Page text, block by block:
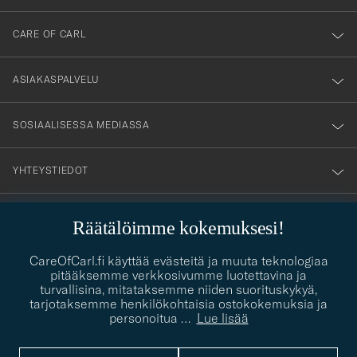
Räätälöimme kokemuksesi!
CareOfCarl.fi käyttää evästeitä ja muuta teknologiaa
pitääksemme verkkosivumme luotettavina ja
turvallisina, mitataksemme niiden suorituskykyä,
tarjotaksemme henkilökohtaisia ostokokemuksia ja
personoitua … Lue lisää
dig
till
vårt
nyhetsbrev!
CARE OF CARL
ASIAKASPALVELU
SOSIAALISESSA MEDIASSA
YHTEYSTIEDOT
contact@careofcarl.com
PUKEUTUMISNEUVONTA
Kaipaatko apua oman tyylisi löytämiseen? Me autamme sinua
mielellämme!
PUKEUTUMISNEUVONTA